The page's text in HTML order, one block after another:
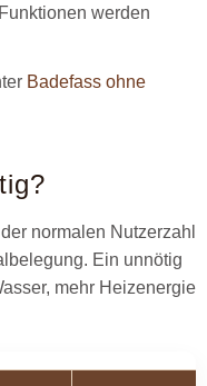
werden
Badefass ohne
normalen Nutzerzahl
Ein unnötig
mehr Heizenergie